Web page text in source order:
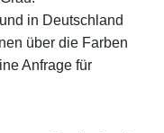
in Deutschland
über die Farben
Anfrage für